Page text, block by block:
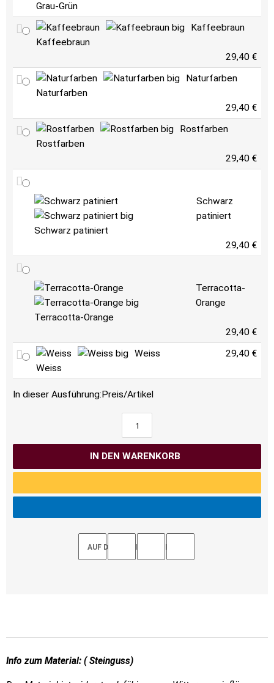
Grau-Grün
Kaffeebraun
Kaffeebraun
29,40 €
Naturfarben
Naturfarben
29,40 €
Rostfarben
Rostfarben
29,40 €
Schwarz patiniert
Schwarz
patiniert
29,40 €
Terracotta-Orange
Terracotta-
Orange
29,40 €
Weiss
Weiss 29,40 €
In dieser Ausführung:Preis/Artikel
IN DEN WARENKORB
AUF DEN MERKZETTEL
Info zum Material: ( Steinguss)